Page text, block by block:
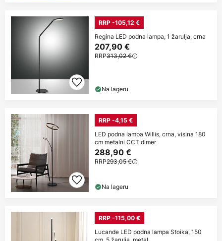
RRP -105,12 €
Regina LED podna lampa, 1 žarulja, crna
207,90 €
RRP313,02 €
Na lageru
RRP -4,15 €
LED podna lampa Willis, crna, visina 180
cm metalni CCT dimer
288,90 €
RRP293,05 €
Na lageru
RRP -115,00 €
Lucande LED podna lampa Stoika, 150